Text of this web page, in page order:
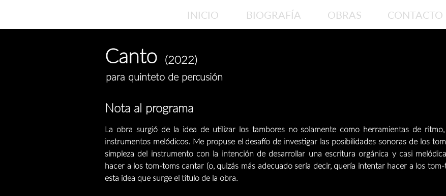
INICIO BIOGRAFÍA OBRAS CONTACTO
Canto (2022)
para quinteto de percusión
Nota al programa
La obra surgió de la idea de utilizar los tambores no solamente como herramientas de
instrumentos melódicos. Me propuse el desafío de investigar las posibilidades sonoras de los
simpleza del instrumento con la intención de desarrollar una escritura orgánica y casi
hacer a los tom-toms cantar (o, quizás más adecuado sería decir, quería intentar hacer a los
esta idea que surge el título de la obra.